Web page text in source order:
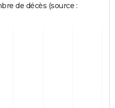
de décès (source :